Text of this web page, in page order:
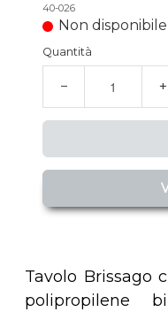
40-026
Non disponibile
Quantità
− +
Tavolo Brissago
polipropilene